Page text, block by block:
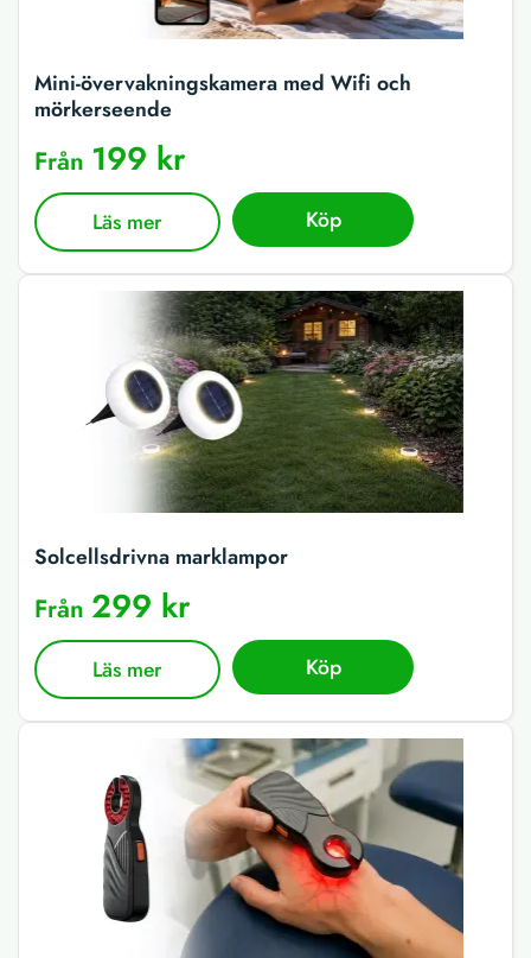
Mini-övervakningskamera med Wifi och
mörkerseende
Från 199 kr
Läs mer Köp
Solcellsdrivna marklampor
Från 299 kr
Läs mer Köp